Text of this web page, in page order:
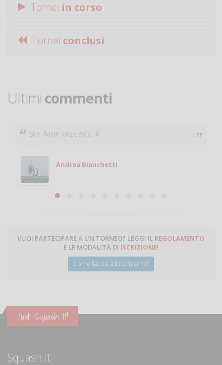
Tornei in corso
Tornei conclusi
Ultimi commenti
Che figata pazzesca! :O
Andrea Bianchetti
VUOI PARTECIPARE A UN TORNEO? LEGGI IL REGOLAMENTO
E LE MODALITÀ DI ISCRIZIONE!
Come faccio ad iscrivermi?
Just Squash It!
Squash.it